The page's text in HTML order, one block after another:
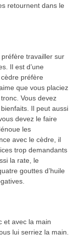
retournent dans le
travailler sur
Il est d’une
préfère
que vous placiez
Vous devez
Il peut aussi
devez le faire
les
avec le cèdre, il
trop demandants
la rate, le
gouttes d’huile
et avec la main
lui serriez la main.